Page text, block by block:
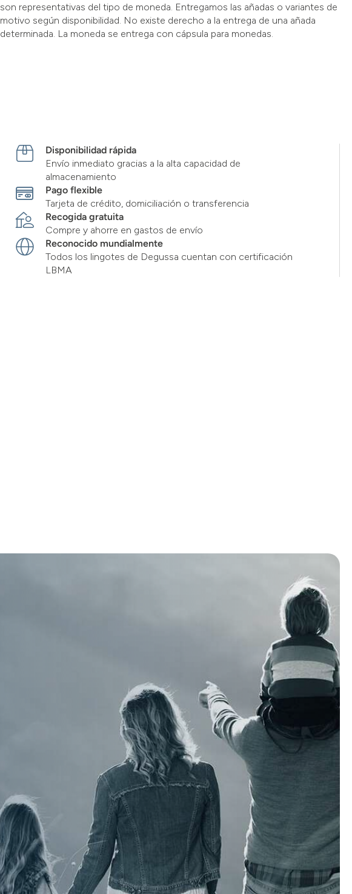
son representativas del tipo de moneda. Entregamos las añadas o variantes de
motivo según disponibilidad. No existe derecho a la entrega de una añada
determinada. La moneda se entrega con cápsula para monedas.
Disponibilidad rápida
Envío inmediato gracias a la alta capacidad de
almacenamiento
Pago flexible
Tarjeta de crédito, domiciliación o transferencia
Recogida gratuita
Compre y ahorre en gastos de envío
Reconocido mundialmente
Todos los lingotes de Degussa cuentan con certificación
LBMA